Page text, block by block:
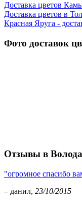
Доставка цветов
Доставка цветов в
Красная Яруга -
Фото доставок
Отзывы в
"огромное спасибо
– данил, 23/10/2015